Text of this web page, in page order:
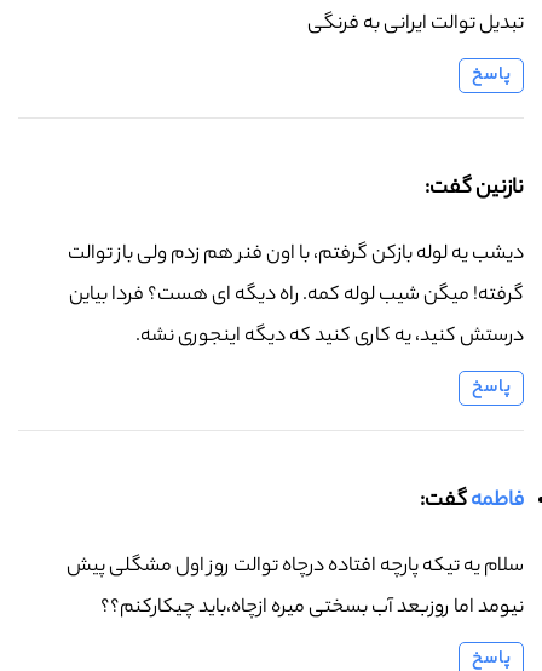
تبدیل توالت ایرانی به فرنگی
پاسخ
نازنین گفت:
دیشب یه لوله بازکن گرفتم، با اون فنر هم زدم ولی باز توالت
گرفته! میگن شیب لوله کمه. راه دیگه ای هست؟ فردا بیاین
درستش کنید، یه کاری کنید که دیگه اینجوری نشه.
پاسخ
فاطمهگفت:
سلام یه تیکه پارچه افتاده درچاه توالت روز اول مشگلی پیش
نیومد اما روزبعد آب بسختی میره ازچاه،باید چیکارکنم؟؟
پاسخ